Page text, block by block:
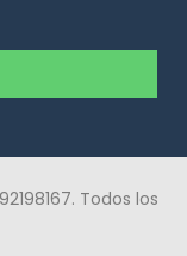
Todos los